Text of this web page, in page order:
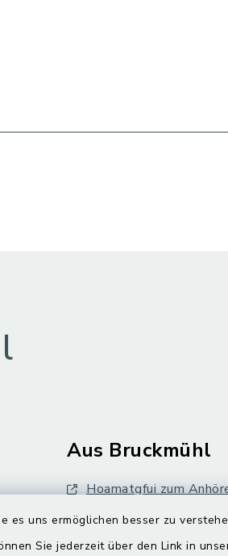
uns ermöglichen besser zu
Sie jederzeit über den Link in
Aus Bruckmühl
Hoamatgfui zum
Digitaler Ortsplan